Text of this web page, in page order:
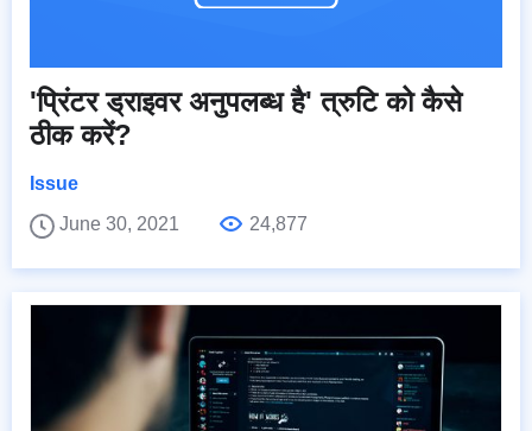
'प्रिंटर ड्राइवर अनुपलब्ध है' त्रुटि को कैसे
ठीक करें?
Issue
June 30, 2021
24,877